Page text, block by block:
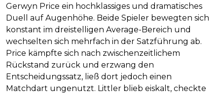
Gerwyn Price ein hochklassiges und dramatisches
Duell auf Augenhöhe. Beide Spieler bewegten sich
konstant im dreistelligen Average-Bereich und
wechselten sich mehrfach in der Satzführung ab.
Price kämpfte sich nach zwischenzeitlichem
Rückstand zurück und erzwang den
Entscheidungssatz, ließ dort jedoch einen
Matchdart ungenutzt. Littler blieb eiskalt, checkte